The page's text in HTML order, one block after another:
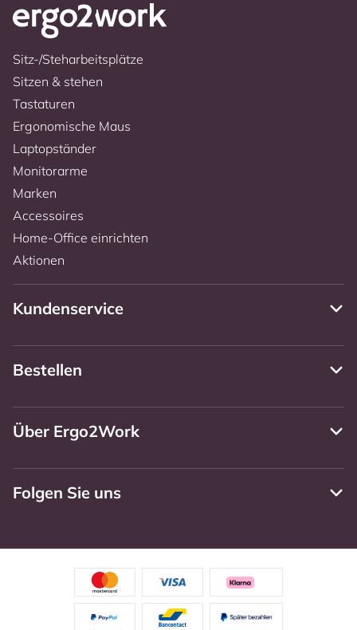
Sitz-/Steharbeitsplätze
Sitzen & stehen
Tastaturen
Ergonomische Maus
Laptopständer
Monitorarme
Marken
Accessoires
Home-Office einrichten
Aktionen
Kundenservice
Bestellen
Über Ergo2Work
Folgen Sie uns